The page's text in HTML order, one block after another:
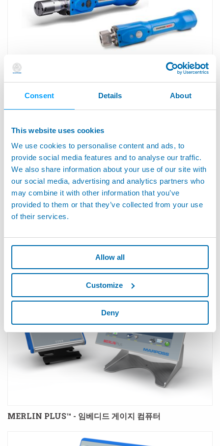
Consent Details About
This website uses cookies
We use cookies to personalise content and ads, to
provide social media features and to analyse our traffic.
We also share information about your use of our site with
our social media, advertising and analytics partners who
may combine it with other information that you’ve
provided to them or that they’ve collected from your use
of their services.
Allow all
Customize
Deny
I-WAVE™ - M1WAVE - MINIWAVE - MINI I-WAVE -
MULTIWAVE™ - 무선 핸들
MERLIN PLUS™ - 임베디드 게이지 컴퓨터